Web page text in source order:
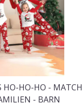
HO-HO-HO - MATCH
- BARN